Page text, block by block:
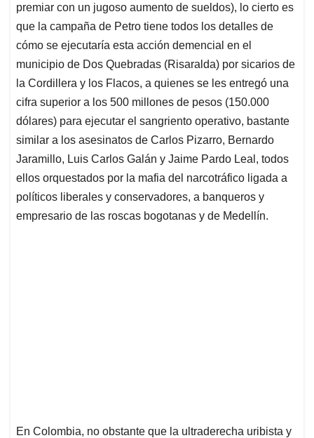
premiar con un jugoso aumento de sueldos), lo cierto es
que la campaña de Petro tiene todos los detalles de
cómo se ejecutaría esta acción demencial en el
municipio de Dos Quebradas (Risaralda) por sicarios de
la Cordillera y los Flacos, a quienes se les entregó una
cifra superior a los 500 millones de pesos (150.000
dólares) para ejecutar el sangriento operativo, bastante
similar a los asesinatos de Carlos Pizarro, Bernardo
Jaramillo, Luis Carlos Galán y Jaime Pardo Leal, todos
ellos orquestados por la mafia del narcotráfico ligada a
políticos liberales y conservadores, a banqueros y
empresario de las roscas bogotanas y de Medellín.
En Colombia, no obstante que la ultraderecha uribista y